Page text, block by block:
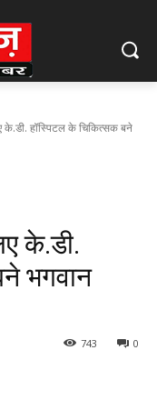
के.डी. हॉस्पिटल के चिकित्सक बने
के.डी.
भगवान
0
743